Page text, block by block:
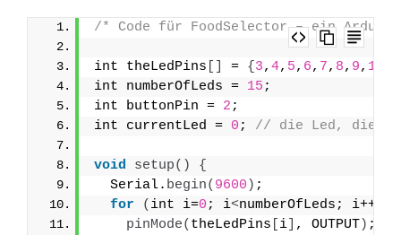
/* Code für FoodSelector – ein
int theLedPins = { 3, 4, 5, 6, 7, 8, 9, 10
int numberOfLeds = 15 ;
int buttonPin = 2 ;
int currentLed = 0 ; // die Led, die
void setup()
{
  Serial.
begin( 9600 ) ;
for
( int i=0 ; i<numberOfLeds; i++
pinMode( theLedPins i , OUTPUT) ;